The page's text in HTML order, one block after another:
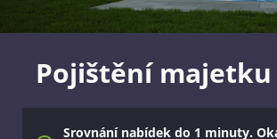
Pojištění majetku
Srovnání nabídek do 1 minuty.